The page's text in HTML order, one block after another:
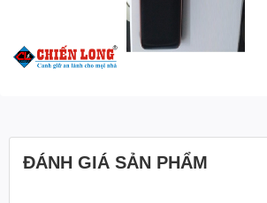
ĐÁNH GIÁ SẢN PHẨM